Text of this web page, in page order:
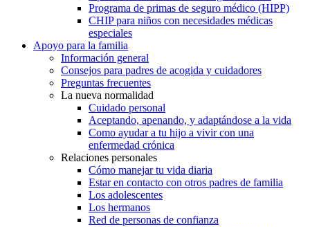
Programa de primas de seguro médico (HIPP)
CHIP para niños con necesidades médicas
especiales
Apoyo para la familia
Información general
Consejos para padres de acogida y cuidadores
Preguntas frecuentes
La nueva normalidad
Cuidado personal
Aceptando, apenando, y adaptándose a la vida
Como ayudar a tu hijo a vivir con una
enfermedad crónica
Relaciones personales
Cómo manejar tu vida diaria
Estar en contacto con otros padres de familia
Los adolescentes
Los hermanos
Red de personas de confianza